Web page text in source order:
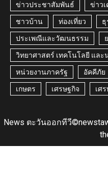
ข่าวประชาสัมพันธ์ ข่าว
ชาวบ้าน ท่องเที่ยว ธุ
ประเพณีและวัฒนธรรม
วิทยาศาสตร์ เทคโนโลยี และ
หน่วยงานภาครัฐ อัคคีภัย
เกษตร เศรษฐกิจ เศ
News ตะวันออกทีวี